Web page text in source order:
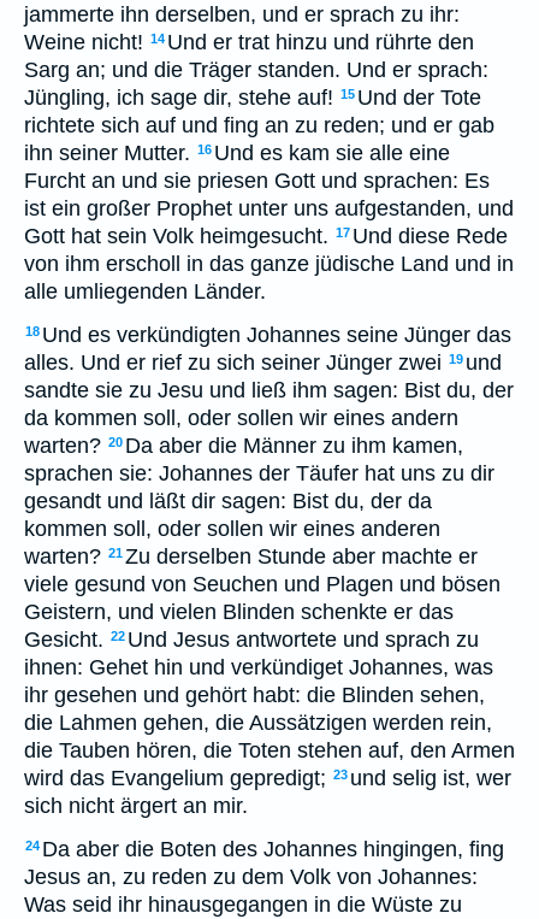
jammerte ihn derselben, und er sprach zu ihr:
Weine nicht! 14 Und er trat hinzu und rührte den
Sarg an; und die Träger standen. Und er sprach:
Jüngling, ich sage dir, stehe auf! 15 Und der Tote
richtete sich auf und fing an zu reden; und er gab
ihn seiner Mutter. 16 Und es kam sie alle eine
Furcht an und sie priesen Gott und sprachen: Es
ist ein großer Prophet unter uns aufgestanden, und
Gott hat sein Volk heimgesucht. 17 Und diese Rede
von ihm erscholl in das ganze jüdische Land und in
alle umliegenden Länder.
18 Und es verkündigten Johannes seine Jünger das
alles. Und er rief zu sich seiner Jünger zwei 19 und
sandte sie zu Jesu und ließ ihm sagen: Bist du, der
da kommen soll, oder sollen wir eines andern
warten? 20 Da aber die Männer zu ihm kamen,
sprachen sie: Johannes der Täufer hat uns zu dir
gesandt und läßt dir sagen: Bist du, der da
kommen soll, oder sollen wir eines anderen
warten? 21Zu derselben Stunde aber machte er
viele gesund von Seuchen und Plagen und bösen
Geistern, und vielen Blinden schenkte er das
Gesicht. 22 Und Jesus antwortete und sprach zu
ihnen: Gehet hin und verkündiget Johannes, was
ihr gesehen und gehört habt: die Blinden sehen,
die Lahmen gehen, die Aussätzigen werden rein,
die Tauben hören, die Toten stehen auf, den Armen
wird das Evangelium gepredigt; 23 und selig ist, wer
sich nicht ärgert an mir.
24 Da aber die Boten des Johannes hingingen, fing
Jesus an, zu reden zu dem Volk von Johannes:
Was seid ihr hinausgegangen in die Wüste zu